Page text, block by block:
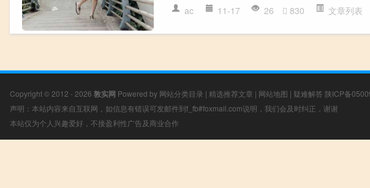
ac 11-17 26 830 文章列表
Copyright © 2012 - 2026 敦实网 Powered by 网站分类目录 | 精选推荐文章 | 网站地图 | 疑难解答 陕ICP备
声明：本站内容来自互联网，如信息有错误可发邮件到f_fb#foxmail.com说明，我们会及时纠正，谢谢
本站仅为个人兴趣爱好，不接盈利性广告及商业合作